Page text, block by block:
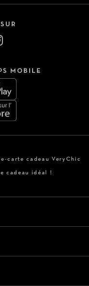
MOBILE
e-carte cadeau VeryChic
cadeau idéal !